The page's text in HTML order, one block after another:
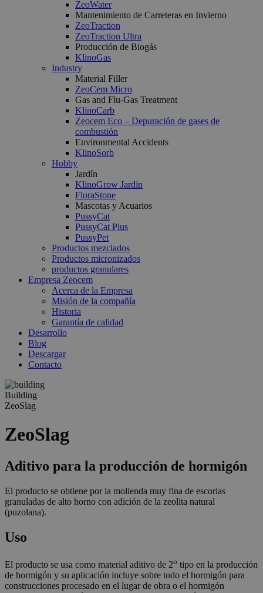
ZeoWater
Mantenimiento de Carreteras en Invierno
ZeoTraction
ZeoTraction Ultra
Producción de Biogás
KlinoGas
Industry
Material Filler
ZeoCem Micro
Gas and Flu-Gas Treatment
KlinoCarb
Zeocem Eco – Depuración de gases de
combustión
Environmental Accidents
KlinoSorb
Hobby
Jardín
KlinoGrow Jardín
FloraStone
Mascotas y Acuarios
PussyCat
PussyCat Plus
PussyPet
Productos mezclados
Productos micronizados
productos granulares
Empresa Zeocem
Acerca de la Empresa
Misión de la compañía
Historia
Garantía de calidad
Desarrollo
Blog
Descargar
Contacto
Building
ZeoSlag
ZeoSlag
Aditivo para la producción de hormigón
El producto se obtiene por la molienda muy fina de escorias
granuladas de alto horno con adición de la zeolita natural
(puzolana).
Uso
El producto se usa como material aditivo de 2o tipo en la producción
de hormigón y su aplicación incluye sobre todo el hormigón para
construcciones procesado en el lugar de obra o el hormigón